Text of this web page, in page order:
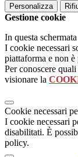
Personalizza
Gestione cookie
In questa
I cookie necessari
piattaforma e non
Per conoscere
visionare la
Cookie necessari
I cookie necessari
disabilitati. È
policy.